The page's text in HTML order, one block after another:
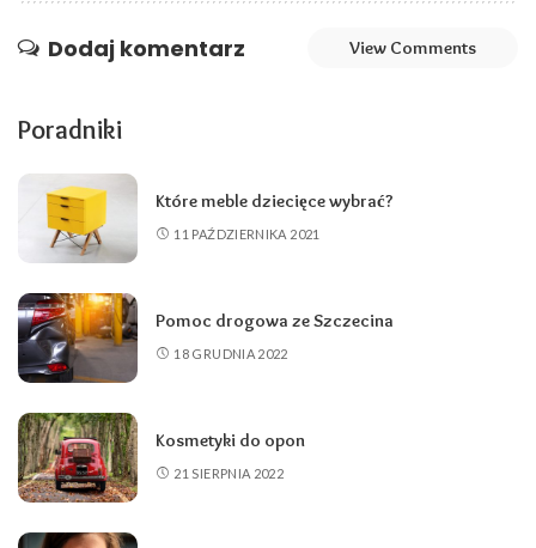
Dodaj komentarz View Comments
Poradniki
Które meble dziecięce wybrać?
11 PAŹDZIERNIKA 2021
Pomoc drogowa ze Szczecina
18 GRUDNIA 2022
Kosmetyki do opon
21 SIERPNIA 2022